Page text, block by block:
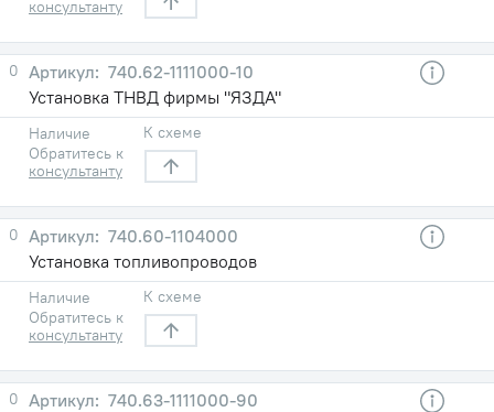
консультанту
0
740.62-1111000-10
Установка ТНВД фирмы "ЯЗДА"
Наличие
Обратитесь к
консультанту
К схеме
0
740.60-1104000
Установка топливопроводов
Наличие
Обратитесь к
консультанту
К схеме
0
740.63-1111000-90